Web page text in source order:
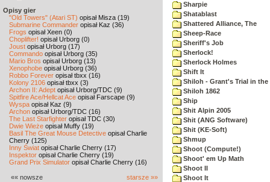
Opisy gier
"Old Towers" (Atari ST) opisał Misza (19)
Submarine Commander opisał Kaz (36)
Frogs opisał Xeen (0)
Choplifter! opisał Urborg (0)
Joust opisał Urborg (17)
Commando opisał Urborg (35)
Mario Bros opisał Urborg (13)
Xenophobe opisał Urborg (36)
Robbo Forever opisał tbxx (16)
Kolony 2106 opisał tbxx (3)
Archon II: Adept opisał Urborg/TDC (9)
Spitfire Ace/Hellcat Ace opisał Farscape (9)
Wyspa opisał Kaz (9)
Archon opisał Urborg/TDC (16)
The Last Starfighter opisał TDC (30)
Dwie Wieże opisał Muffy (19)
Basil The Great Mouse Detective opisał Charlie
Cherry (125)
Inny Świat opisał Charlie Cherry (17)
Inspektor opisał Charlie Cherry (19)
Grand Prix Simulator opisał Charlie Cherry (16)
«« nowsze starsze »»
Sharpie
Shatablast
Shattered Alliance, The
Sheep-Race
Sheriff's Job
Sherlock!
Sherlock Holmes
Shift It
Shiloh - Grant's Trial in the
Shiloh 1862
Ship
Shit Alpin 2005
Shit (ANG Software)
Shit (KE-Soft)
Shmup
Shoot (Compute!)
Shoot' em Up Math
Shoot II
Shoot It